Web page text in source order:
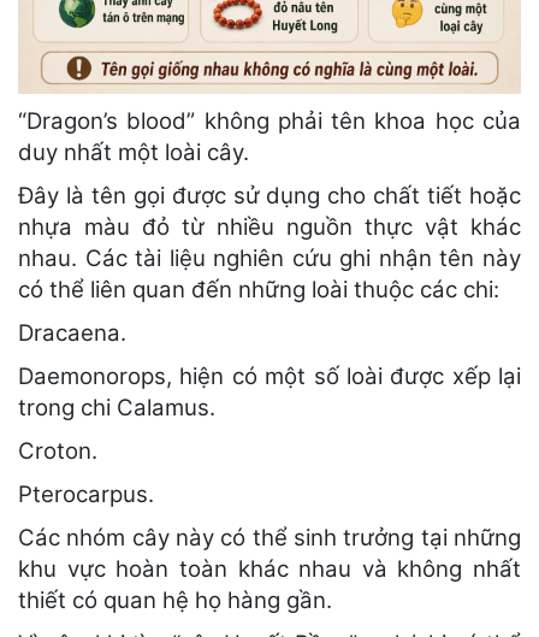
“Dragon’s blood” không phải tên khoa học của
duy nhất một loài cây.
Đây là tên gọi được sử dụng cho chất tiết hoặc
nhựa màu đỏ từ nhiều nguồn thực vật khác
nhau. Các tài liệu nghiên cứu ghi nhận tên này
có thể liên quan đến những loài thuộc các chi:
Dracaena.
Daemonorops, hiện có một số loài được xếp lại
trong chi Calamus.
Croton.
Pterocarpus.
Các nhóm cây này có thể sinh trưởng tại những
khu vực hoàn toàn khác nhau và không nhất
thiết có quan hệ họ hàng gần.